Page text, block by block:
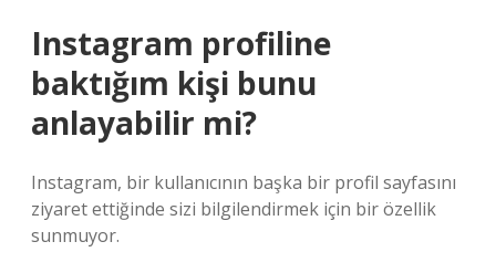
Instagram profiline
baktığım kişi bunu
anlayabilir mi?
Instagram, bir kullanıcının başka bir profil sayfasını
ziyaret ettiğinde sizi bilgilendirmek için bir özellik
sunmuyor.